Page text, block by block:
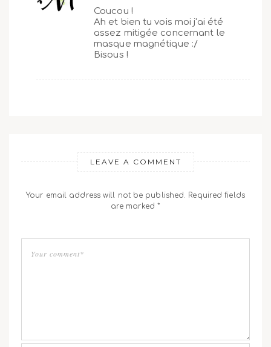
Coucou !
Ah et bien tu vois moi j'ai été
assez mitigée concernant le
masque magnétique :/
Bisous !
LEAVE A COMMENT
Your email address will not be published. Required fields
are marked *